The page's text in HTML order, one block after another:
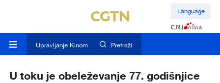
Language
Upravljanje Kinom Pretraži
U toku je obeleževanje 77. godišnjice